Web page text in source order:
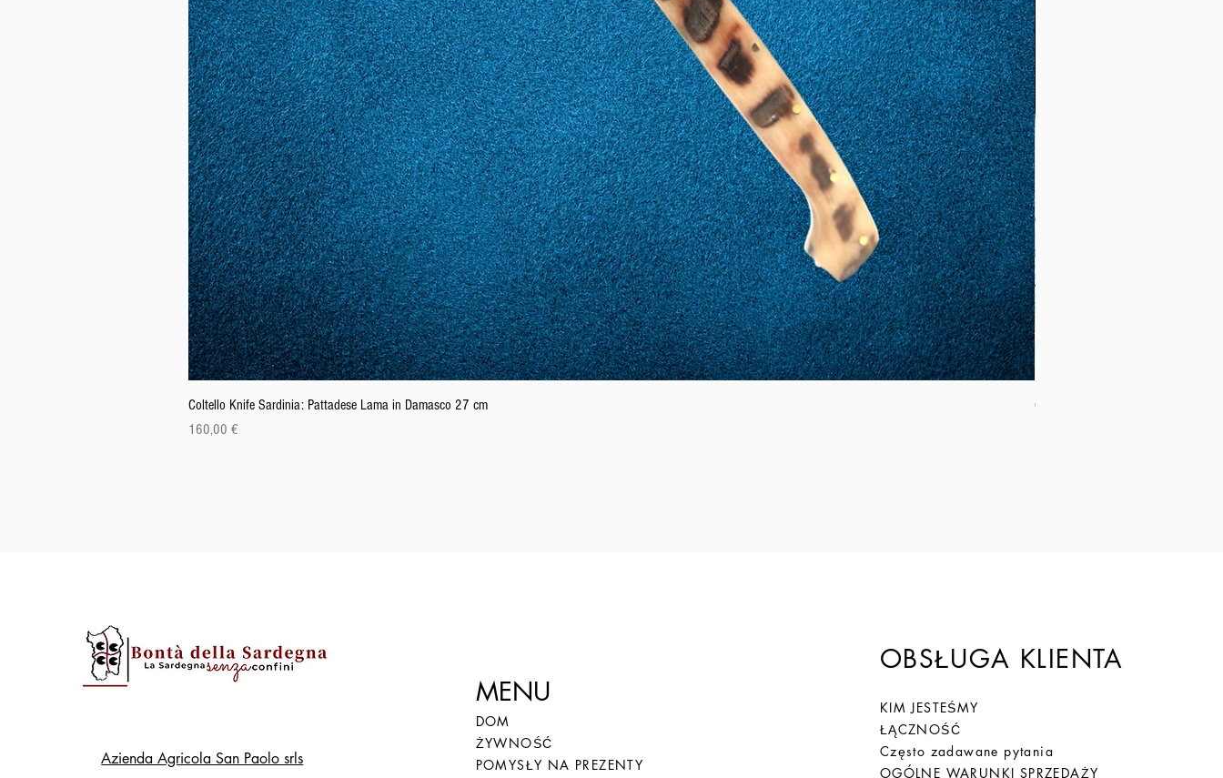
Coltello Knife Sardinia: Pattadese Lama in Damasco 27 cm
Cena
160,00 €
Coltello Sardo "Knife Sardinia":
Azienda Agricola San Paolo srls
MENU
DOM
ŻYWNOŚĆ
POMYSŁY NA PREZENTY
OBSŁUGA KLIENTA
KIM JESTEŚMY
ŁĄCZNOŚĆ
Często zadawane pytania
OGÓLNE WARUNKI SPRZEDAŻY